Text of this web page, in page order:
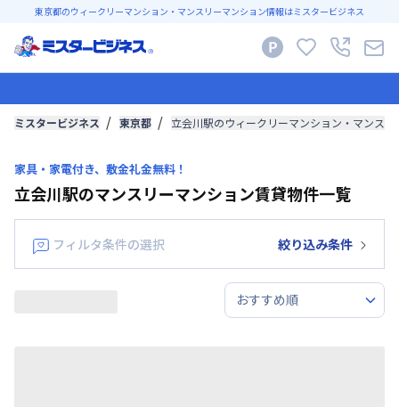
東京都のウィークリーマンション・マンスリーマンション情報はミスタービジネス
ミスタービジネス 東京都 立会川駅のウィークリーマンション・マンス
家具・家電付き、敷金礼金無料！
立会川駅のマンスリーマンション賃貸物件一覧
フィルタ条件の選択 絞り込み条件